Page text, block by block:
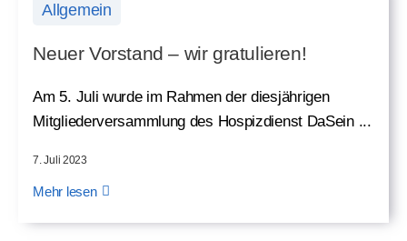
Allgemein
Neuer Vorstand – wir gratulieren!
Am 5. Juli wurde im Rahmen der diesjährigen
Mitgliederversammlung des Hospizdienst DaSein ...
7. Juli 2023
Mehr lesen